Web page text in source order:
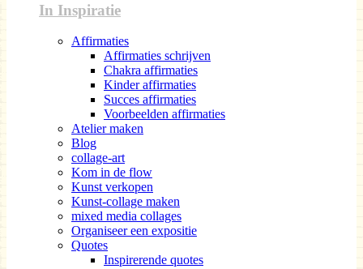
In Inspiratie
Affirmaties
Affirmaties schrijven
Chakra affirmaties
Kinder affirmaties
Succes affirmaties
Voorbeelden affirmaties
Atelier maken
Blog
collage-art
Kom in de flow
Kunst verkopen
Kunst-collage maken
mixed media collages
Organiseer een expositie
Quotes
Inspirerende quotes